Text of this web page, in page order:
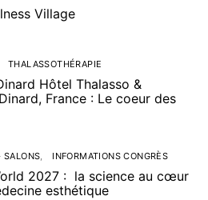
Village
THALASSOTHÉRAPIE
Hôtel Thalasso &
France : Le coeur des
SALONS INFORMATIONS CONGRÈS
2027 : la science au cœur
esthétique